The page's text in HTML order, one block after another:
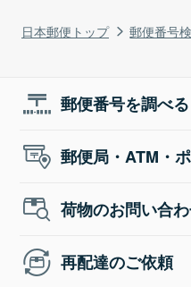
日本郵便トップ 郵便番号
郵便番号を調べる
郵便局・ATM・
荷物のお問い合
再配達のご依頼